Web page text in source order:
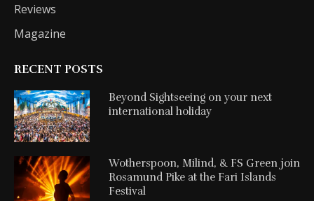
Reviews
Magazine
RECENT POSTS
Beyond Sightseeing on your next
international holiday
Wotherspoon, Milind, & FS Green join
Rosamund Pike at the Fari Islands
Festival